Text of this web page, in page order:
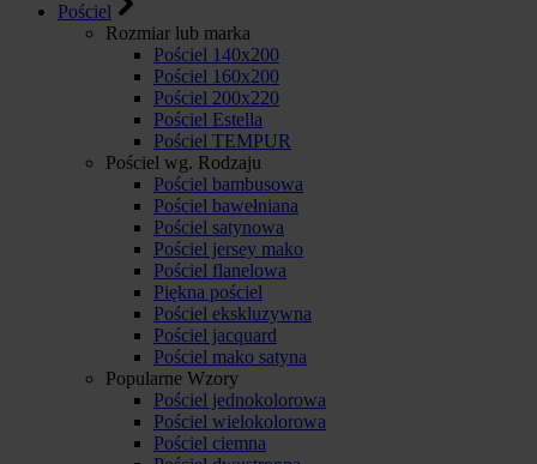
Pościel
Rozmiar lub marka
Pościel 140x200
Pościel 160x200
Pościel 200x220
Pościel Estella
Pościel TEMPUR
Pościel wg. Rodzaju
Pościel bambusowa
Pościel bawełniana
Pościel satynowa
Pościel jersey mako
Pościel flanelowa
Piękna pościel
Pościel ekskluzywna
Pościel jacquard
Pościel mako satyna
Popularne Wzory
Pościel jednokolorowa
Pościel wielokolorowa
Pościel ciemna